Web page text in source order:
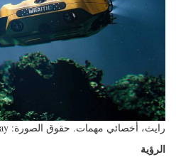
رايث، أخصائي مهمات. حقوق الصورة: AeroVironment Inc/VideoRay
الرؤية